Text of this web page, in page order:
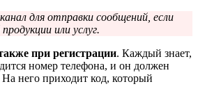
для отправки сообщений, если
или услуг.
при регистрации. Каждый знает,
номер телефона, и он должен
него приходит код, который